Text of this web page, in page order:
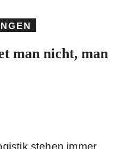
man nicht, man
stehen immer